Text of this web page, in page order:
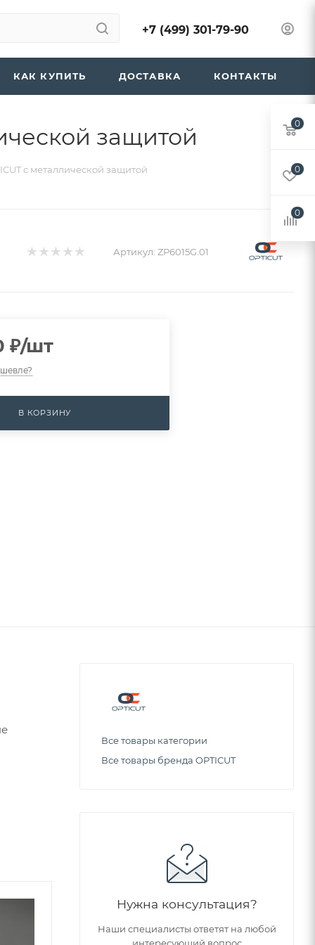
+7 (499) 301-79-90
КАК КУПИТЬ ДОСТАВКА КОНТАКТЫ
защитой
с металлической защитой
Артикул: ZP6015G.01
₽/шт
В КОРЗИНУ
Все товары категории
Все товары бренда OPTICUT
Нужна консультация?
Наши специалисты ответят на любой
0
0
0